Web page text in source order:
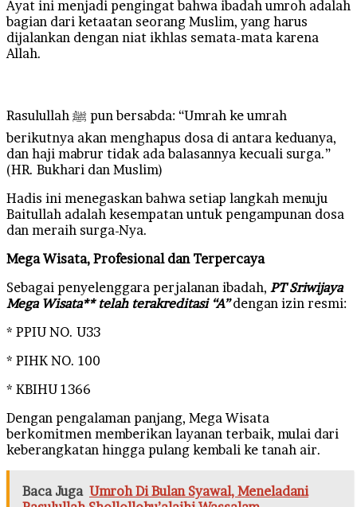
Ayat ini menjadi pengingat bahwa ibadah umroh adalah
bagian dari ketaatan seorang Muslim, yang harus
dijalankan dengan niat ikhlas semata-mata karena
Allah.
Rasulullah ﷺ pun bersabda: “Umrah ke umrah
berikutnya akan menghapus dosa di antara keduanya,
dan haji mabrur tidak ada balasannya kecuali surga.”
(HR. Bukhari dan Muslim)
Hadis ini menegaskan bahwa setiap langkah menuju
Baitullah adalah kesempatan untuk pengampunan dosa
dan meraih surga-Nya.
Mega Wisata, Profesional dan Terpercaya
Sebagai penyelenggara perjalanan ibadah, PT Sriwijaya
Mega Wisata** telah terakreditasi “A”dengan izin resmi:
* PPIU NO. U33
* PIHK NO. 100
* KBIHU 1366
Dengan pengalaman panjang, Mega Wisata
berkomitmen memberikan layanan terbaik, mulai dari
keberangkatan hingga pulang kembali ke tanah air.
Baca Juga Umroh Di Bulan Syawal, Meneladani